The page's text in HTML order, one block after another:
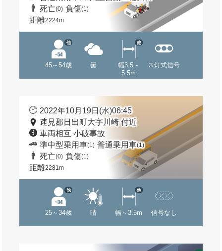
死亡(0) 負傷(1)
距離2224m
45～54歳
他
曇
幅3.5～
5.5m
他
３灯式信号
2022年10月19日(水)06:45
速見郡日出町大字川崎 付近
車両相互 小破事故
準中型乗用車(1) 普通乗用車(1)
死亡(0) 負傷(1)
距離2281m
25～34歳
他
晴 幅～3.5m
他
信号なし